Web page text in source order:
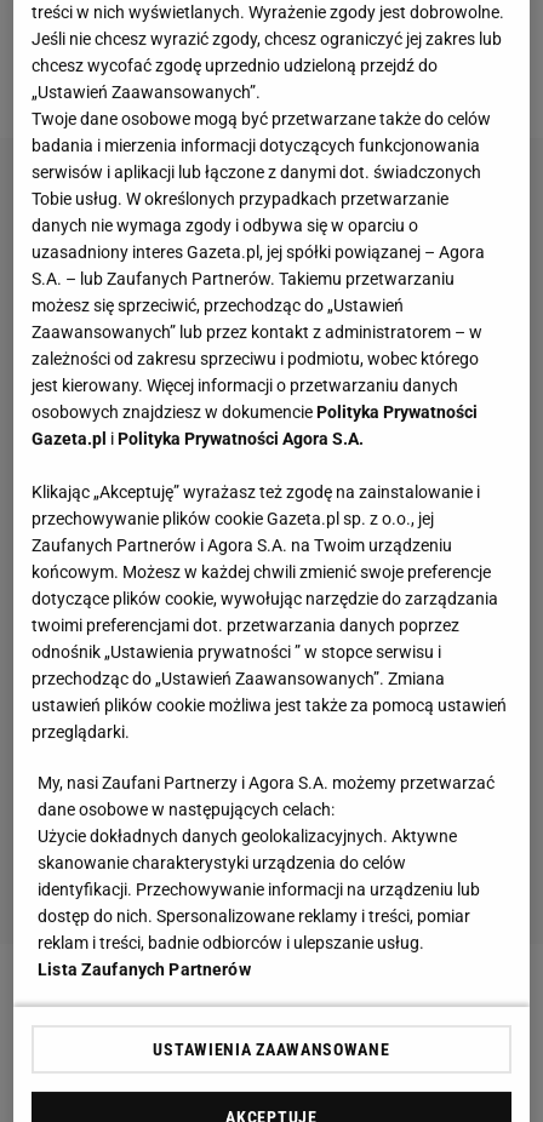
tym mieście. Jak poinformowano podczas
konferencji prasowej, Bjelica będzie zajmował się
nie tylko prowadzeniem pierwszego zespołu.
- Otrzymałem odpowiedzialność za prowadzenie
całej polityki sportowej klubu. Mam na myśli także
drużynę B i naszą szkółkę piłkarską. Otrzymałem
treści w nich wyświetlanych. Wyrażenie zgody jest dobrowolne.
Jeśli nie chcesz wyrazić zgody, chcesz ograniczyć jej zakres lub
chcesz wycofać zgodę uprzednio udzieloną przejdź do
„Ustawień Zaawansowanych”.
Twoje dane osobowe mogą być przetwarzane także do celów
badania i mierzenia informacji dotyczących funkcjonowania
serwisów i aplikacji lub łączone z danymi dot. świadczonych
Tobie usług. W określonych przypadkach przetwarzanie
danych nie wymaga zgody i odbywa się w oparciu o
uzasadniony interes Gazeta.pl, jej spółki powiązanej – Agora
S.A. – lub Zaufanych Partnerów. Takiemu przetwarzaniu
możesz się sprzeciwić, przechodząc do „Ustawień
Zaawansowanych” lub przez kontakt z administratorem – w
zależności od zakresu sprzeciwu i podmiotu, wobec którego
jest kierowany. Więcej informacji o przetwarzaniu danych
osobowych znajdziesz w dokumenciePolityka Prywatności
Gazeta.pl iPolityka Prywatności Agora S.A.
Klikając „Akceptuję” wyrażasz też zgodę na zainstalowanie i
przechowywanie plików cookie Gazeta.pl sp. z o.o., jej
Zaufanych Partnerów i Agora S.A. na Twoim urządzeniu
końcowym. Możesz w każdej chwili zmienić swoje preferencje
dotyczące plików cookie, wywołując narzędzie do zarządzania
twoimi preferencjami dot. przetwarzania danych poprzez
odnośnik „Ustawienia prywatności ” w stopce serwisu i
przechodząc do „Ustawień Zaawansowanych”. Zmiana
ustawień plików cookie możliwa jest także za pomocą ustawień
przeglądarki.
My, nasi Zaufani Partnerzy i Agora S.A. możemy przetwarzać
dane osobowe w następujących celach:
Użycie dokładnych danych geolokalizacyjnych. Aktywne
skanowanie charakterystyki urządzenia do celów
identyfikacji. Przechowywanie informacji na urządzeniu lub
dostęp do nich. Spersonalizowane reklamy i treści, pomiar
reklam i treści, badnie odbiorców i ulepszanie usług.
Lista Zaufanych Partnerów
USTAWIENIA ZAAWANSOWANE
AKCEPTUJĘ